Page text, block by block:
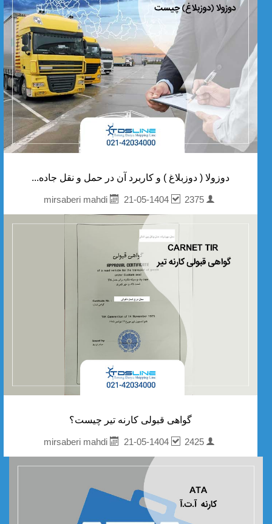
دوزولا ( دوزبلاغ ) و کاربرد آن در حمل و نقل جاده...
mirsaberi mahdi
21-05-1404 2375
گواهی قبولی کارنه تیر چیست؟
mirsaberi mahdi
21-05-1404 2425